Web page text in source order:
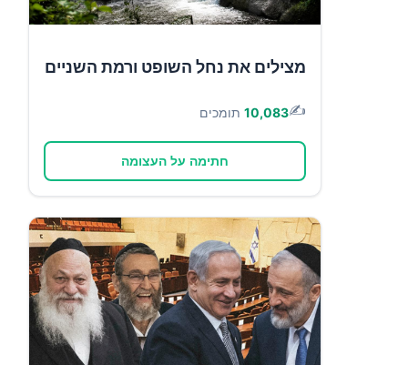
מצילים את נחל השופט ורמת השניים
✍️
10,083 תומכים
חתימה על העצומה